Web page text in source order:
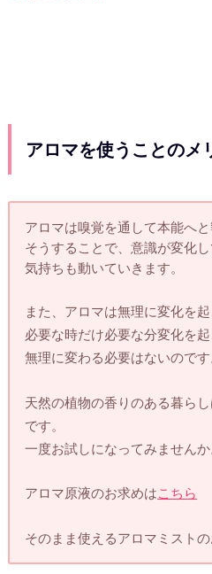
アロマを使うことのメ
アロマは嗅覚を通して本能へと
そうすることで、意識が変化し
気持ちも動いていきます。
また、アロマは無理に変化を起
必要な時だけ必要な分変化を起
無理に変わる必要はないのです
天然の植物の香りのある暮ら
です。
一度お試しになってみませんか
アロマ原液のお求めはこちら
そのまま使えるアロマミスト